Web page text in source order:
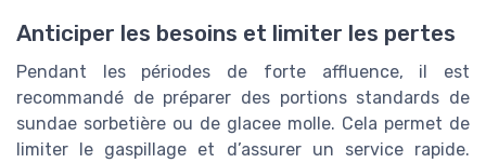
Anticiper les besoins et limiter les pertes
Pendant les périodes de forte affluence, il est
recommandé de préparer des portions standards de
sundae sorbetière ou de glacee molle. Cela permet de
limiter le gaspillage et d’assurer un service rapide.